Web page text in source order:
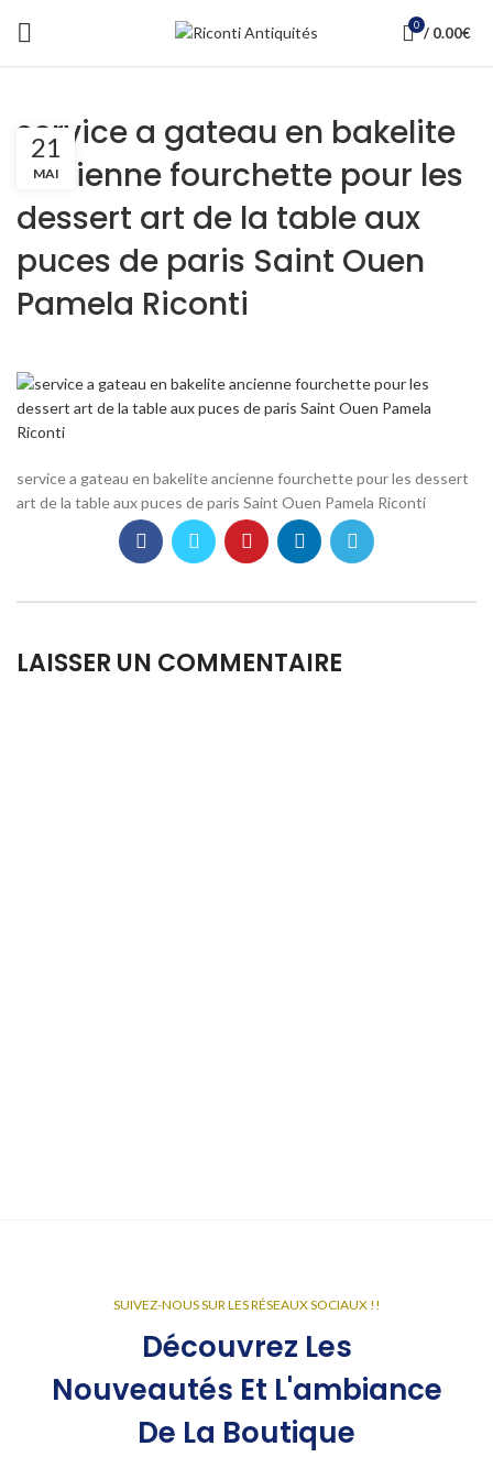
0 / 0.00€
service a gateau en bakelite
ancienne fourchette pour les
dessert art de la table aux
puces de paris Saint Ouen
Pamela Riconti
21
MAI
service a gateau en bakelite ancienne fourchette pour les dessert
art de la table aux puces de paris Saint Ouen Pamela Riconti
LAISSER UN COMMENTAIRE
SUIVEZ-NOUS SUR LES RÉSEAUX SOCIAUX !!
Découvrez Les
Nouveautés Et L'ambiance
De La Boutique